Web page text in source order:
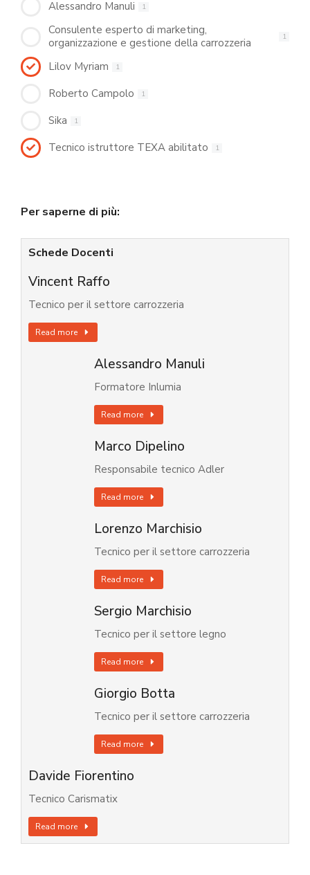
Alessandro Manuli 1
Consulente esperto di marketing,
organizzazione e gestione della carrozzeria
1
Lilov Myriam 1
Roberto Campolo 1
Sika 1
Tecnico istruttore TEXA abilitato 1
Per saperne di più:
Schede Docenti
Vincent Raffo
Tecnico per il settore carrozzeria
Read more
Alessandro Manuli
Formatore Inlumia
Read more
Marco Dipelino
Responsabile tecnico Adler
Read more
Lorenzo Marchisio
Tecnico per il settore carrozzeria
Read more
Sergio Marchisio
Tecnico per il settore legno
Read more
Giorgio Botta
Tecnico per il settore carrozzeria
Read more
Davide Fiorentino
Tecnico Carismatix
Read more